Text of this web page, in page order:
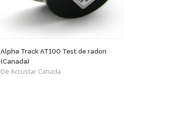
Alpha Track AT100 Test de radon
(Canada)
De Accustar Canada